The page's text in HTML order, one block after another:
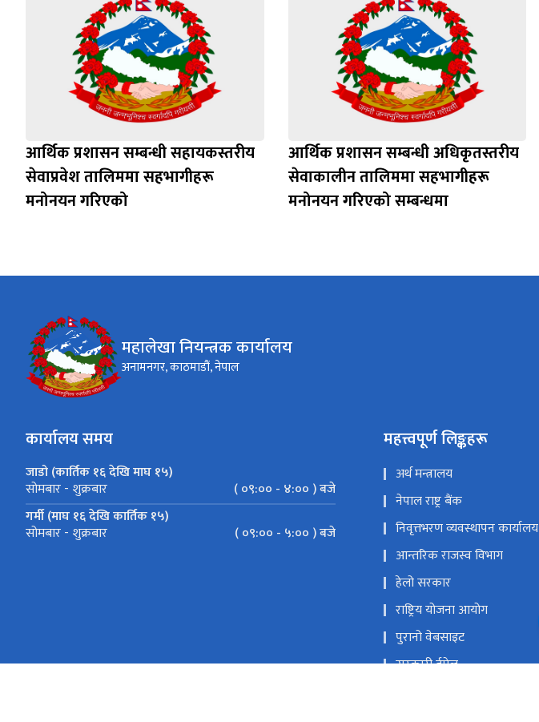
आर्थिक प्रशासन सम्बन्धी सहायकस्तरीय
सेवाप्रवेश तालिममा सहभागीहरू
मनोनयन गरिएको
आर्थिक प्रशासन सम्बन्धी अधिकृतस्तरीय
सेवाकालीन तालिममा सहभागीहरू
मनोनयन गरिएको सम्बन्धमा
महालेखा नियन्त्रक कार्यालय
अनामनगर, काठमाडौं, नेपाल
कार्यालय समय
जाडो (कार्तिक १६ देखि माघ १५)
सोमबार - शुक्रबार
( ०९:०० - ४:०० ) बजे
गर्मी (माघ १६ देखि कार्तिक १५)
सोमबार - शुक्रबार ( ०९:०० - ५:०० ) बजे
महत्त्वपूर्ण लिङ्कहरू
अर्थ मन्त्रालय
नेपाल राष्ट्र बैंक
निवृत्तभरण व्यवस्थापन कार्यालय
आन्तरिक राजस्व विभाग
हेलो सरकार
राष्ट्रिय योजना आयोग
पुरानो वेबसाइट
सरकारी ईमेल